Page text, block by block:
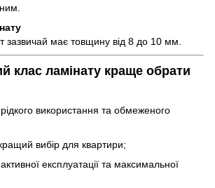
зазвичай має товщину від 8 до 10 мм.
клас ламінату краще обрати
використання та обмеженого
вибір для квартири;
експлуатації та максимальної